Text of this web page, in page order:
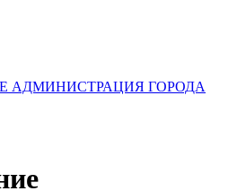
АДМИНИСТРАЦИЯ ГОРОДА